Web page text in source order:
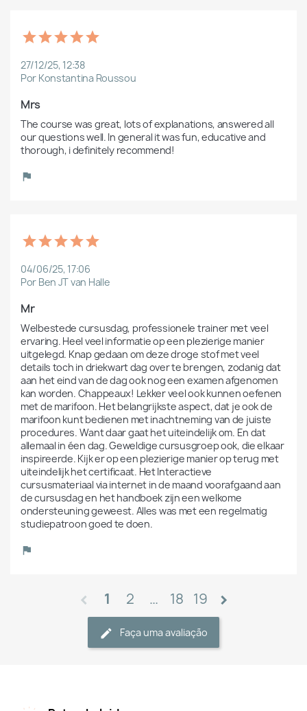
27/12/25, 12:38
Por Konstantina Roussou
Mrs
The course was great, lots of explanations, answered all
our questions well. In general it was fun, educative and
thorough, i definitely recommend!
04/06/25, 17:06
Por Ben JT van Halle
Mr
Welbestede cursusdag, professionele trainer met veel
ervaring. Heel veel informatie op een plezierige manier
uitgelegd. Knap gedaan om deze droge stof met veel
details toch in driekwart dag over te brengen, zodanig dat
aan het eind van de dag ook nog een examen afgenomen
kan worden. Chappeaux! Lekker veel ook kunnen oefenen
met de marifoon. Het belangrijkste aspect, dat je ook de
marifoon kunt bedienen met inachtneming van de juiste
procedures. Want daar gaat het uiteindelijk om. En dat
allemaal in éen dag. Geweldige cursusgroep ook, die elkaar
inspireerde. Kijk er op een plezierige manier op terug met
uiteindelijk het certificaat. Het Interactieve
cursusmateriaal via internet in de maand voorafgaand aan
de cursusdag en het handboek zijn een welkome
ondersteuning geweest. Alles was met een regelmatig
studiepatroon goed te doen.
chevron_left 1 2 … 18 19 chevron_right
Faça uma avaliação